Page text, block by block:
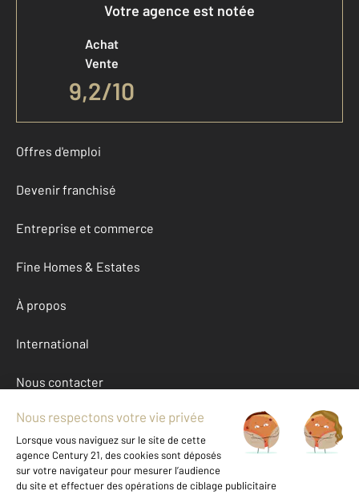
Votre agence est notée
Achat
Vente
9,2/10
Offres d'emploi
Devenir franchisé
Entreprise et commerce
Fine Homes & Estates
À propos
International
Nous contacter
Mentions légales & CGU et Barèmes d'honoraires
Données personnelles